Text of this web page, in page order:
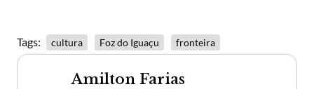
Tags: cultura Foz do Iguaçu fronteira
Amilton Farias